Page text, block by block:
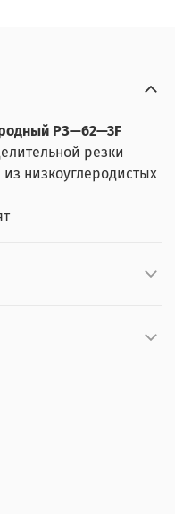
PЗ—62—3F
резки
низкоуглеродистых